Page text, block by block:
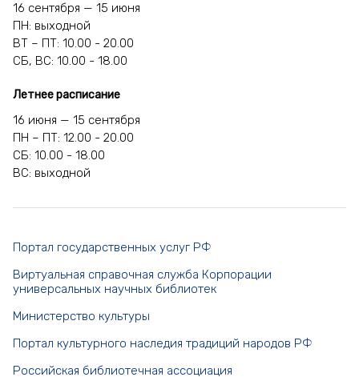
16 сентября — 15 июня
ПН: выходной
ВТ – ПТ: 10.00 - 20.00
СБ, ВС: 10.00 - 18.00
Летнее расписание
16 июня — 15 сентября
ПН – ПТ: 12.00 - 20.00
СБ: 10.00 - 18.00
ВС: выходной
Портал государственных услуг РФ
Виртуальная справочная служба Корпорации
универсальных научных библиотек
Министерство культуры
Портал культурного наследия традиций народов РФ
Российская библиотечная ассоциация